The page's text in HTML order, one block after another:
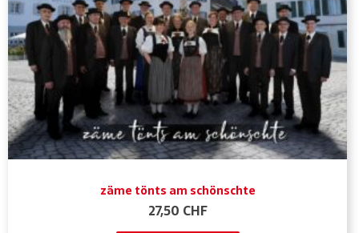
zäme tönts am schönschte
27,50 CHF